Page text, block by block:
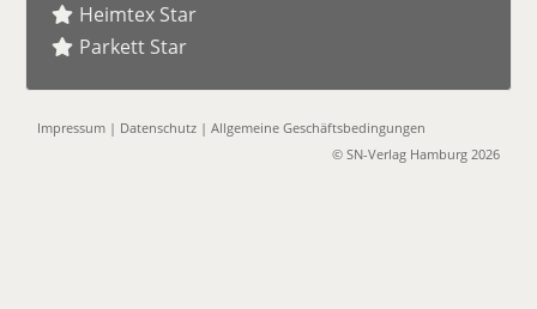
Heimtex Star
Parkett Star
Impressum | Datenschutz |Allgemeine Geschäftsbedingungen
© SN-Verlag Hamburg 2026